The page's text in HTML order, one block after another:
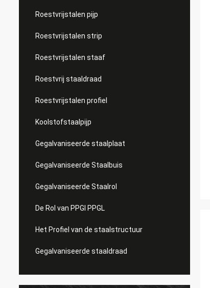
Roestvrijstalen pijp
Roestvrijstalen strip
Roestvrijstalen staaf
Roestvrij staaldraad
Roestvrijstalen profiel
Koolstofstaalpijp
Gegalvaniseerde staalplaat
Gegalvaniseerde Staalbuis
Gegalvaniseerde Staalrol
De Rol van PPGI PPGL
Het Profiel van de staalstructuur
Gegalvaniseerde staaldraad